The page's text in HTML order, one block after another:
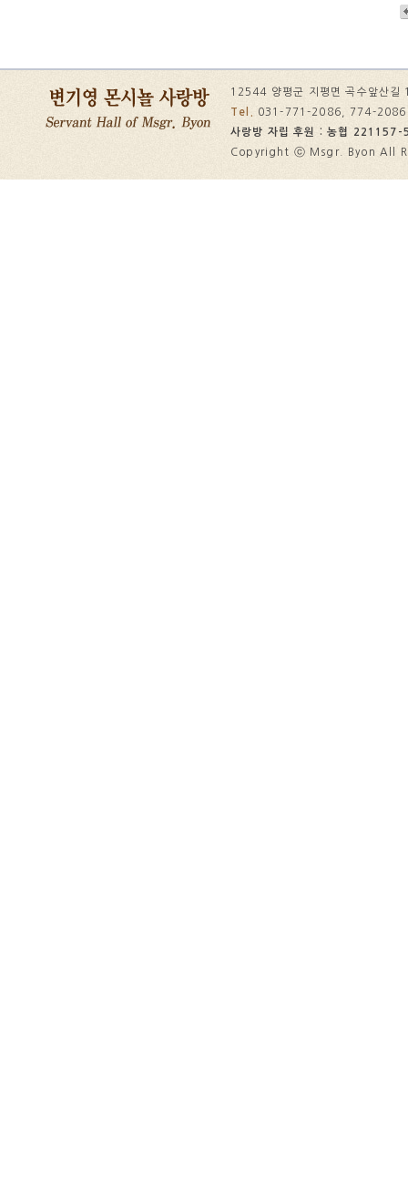
12544 양평군 지평면 곡수앞산길
Tel.
031-771-2086, 774-
사랑방 자립 후원 : 농협
Copyright ⓒ Msgr. Byon All